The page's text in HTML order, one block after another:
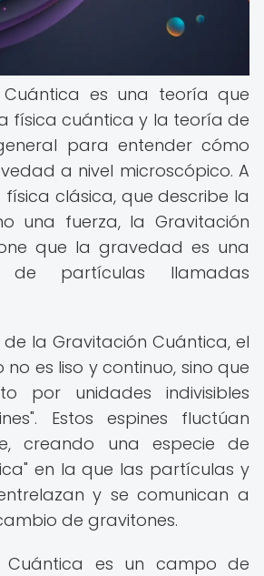
Cuántica es una teoría que
física cuántica y la teoría de
para entender cómo
a nivel microscópico. A
clásica, que describe la
una fuerza, la Gravitación
que la gravedad es una
de partículas llamadas
la Gravitación Cuántica, el
es liso y continuo, sino que
por unidades indivisibles
Estos espines fluctúan
creando una especie de
en la que las partículas y
y se comunican a
de gravitones.
Cuántica es un campo de